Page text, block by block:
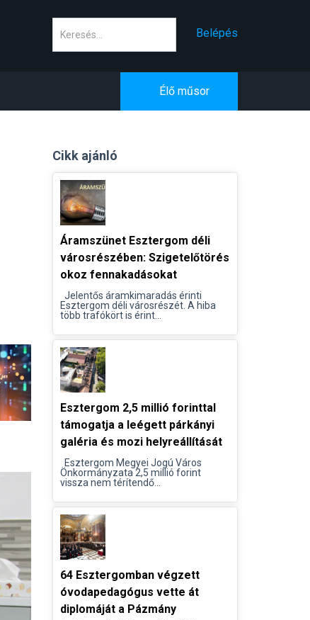
Belépés
Élő műsor
Cikk ajánló
Áramszünet Esztergom déli
városrészében: Szigetelőtörés
okoz fennakadásokat
Jelentős áramkimaradás érinti
Esztergom déli városrészét. A hiba
több trafókört is érint...
Esztergom 2,5 millió forinttal
támogatja a leégett párkányi
galéria és mozi helyreállítását
Esztergom Megyei Jogú Város
Önkormányzata 2,5 millió forint
vissza nem térítendő...
64 Esztergomban végzett
óvodapedagógus vette át
diplomáját a Pázmány